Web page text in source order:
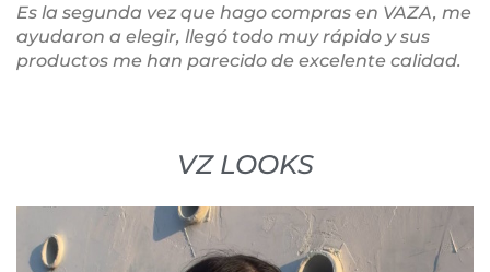
Es la segunda vez que hago compras en VAZA, me
ayudaron a elegir, llegó todo muy rápido y sus
productos me han parecido de excelente calidad.
VZ LOOKS